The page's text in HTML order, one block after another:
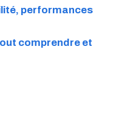
performances
comprendre et